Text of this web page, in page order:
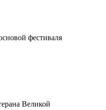
фестиваля
Великой